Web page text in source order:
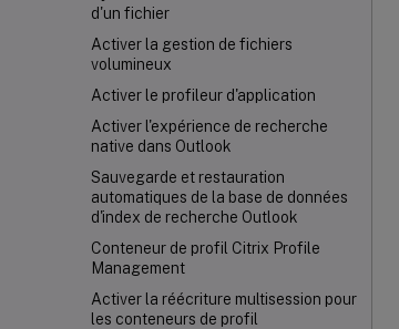
d'un fichier
Activer la gestion de fichiers
volumineux
Activer le profileur d'application
Activer l'expérience de recherche
native dans Outlook
Sauvegarde et restauration
automatiques de la base de données
d'index de recherche Outlook
Conteneur de profil Citrix Profile
Management
Activer la réécriture multisession pour
les conteneurs de profil